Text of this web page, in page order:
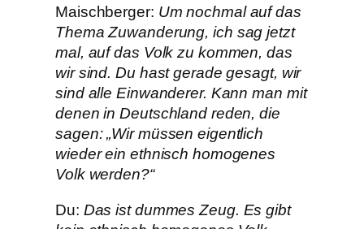
Maischberger: Um nochmal auf das
Thema Zuwanderung, ich sag jetzt
mal, auf das Volk zu kommen, das
wir sind. Du hast gerade gesagt, wir
sind alle Einwanderer. Kann man mit
denen in Deutschland reden, die
sagen: „Wir müssen eigentlich
wieder ein ethnisch homogenes
Volk werden?“
Du: Das ist dummes Zeug. Es gibt